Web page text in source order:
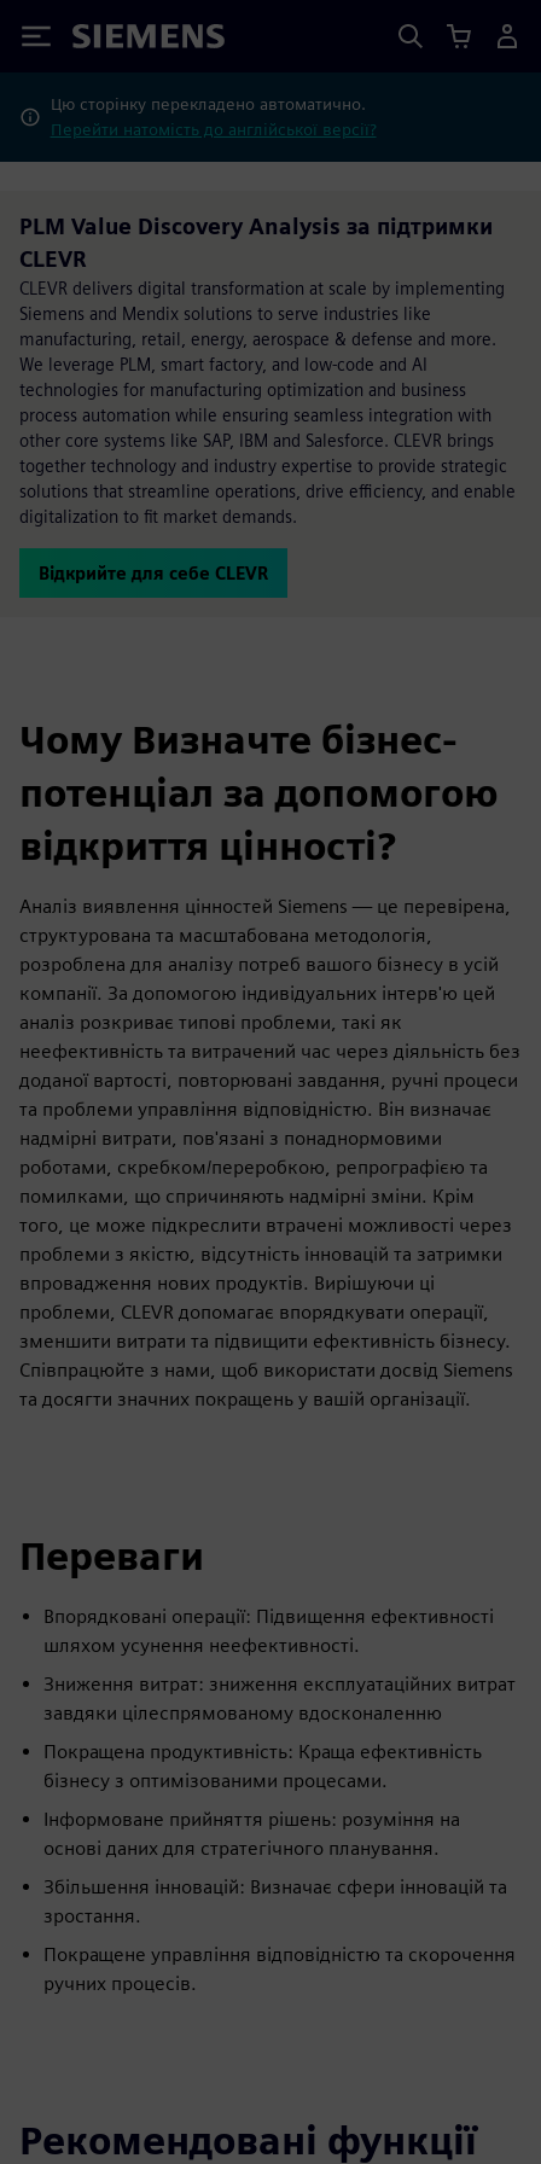
Siemens
Цю сторінку перекладено автоматично.
Перейти натомість до англійської версії?
PLM Value Discovery Analysis за підтримки
CLEVR
CLEVR delivers digital transformation at scale by implementing
Siemens and Mendix solutions to serve industries like
manufacturing, retail, energy, aerospace & defense and more.
We leverage PLM, smart factory, and low-code and AI
technologies for manufacturing optimization and business
process automation while ensuring seamless integration with
other core systems like SAP, IBM and Salesforce. CLEVR brings
together technology and industry expertise to provide strategic
solutions that streamline operations, drive efficiency, and enable
digitalization to fit market demands.
Відкрийте для себе CLEVR
Чому Визначте бізнес-
потенціал за допомогою
відкриття цінності?
Аналіз виявлення цінностей Siemens — це перевірена,
структурована та масштабована методологія,
розроблена для аналізу потреб вашого бізнесу в усій
компанії. За допомогою індивідуальних інтерв'ю цей
аналіз розкриває типові проблеми, такі як
неефективність та витрачений час через діяльність без
доданої вартості, повторювані завдання, ручні процеси
та проблеми управління відповідністю. Він визначає
надмірні витрати, пов'язані з понаднормовими
роботами, скребком/переробкою, репрографією та
помилками, що спричиняють надмірні зміни. Крім
того, це може підкреслити втрачені можливості через
проблеми з якістю, відсутність інновацій та затримки
впровадження нових продуктів. Вирішуючи ці
проблеми, CLEVR допомагає впорядкувати операції,
зменшити витрати та підвищити ефективність бізнесу.
Співпрацюйте з нами, щоб використати досвід Siemens
та досягти значних покращень у вашій організації.
Переваги
Впорядковані операції: Підвищення ефективності
шляхом усунення неефективності.
Зниження витрат: зниження експлуатаційних витрат
завдяки цілеспрямованому вдосконаленню
Покращена продуктивність: Краща ефективність
бізнесу з оптимізованими процесами.
Інформоване прийняття рішень: розуміння на
основі даних для стратегічного планування.
Збільшення інновацій: Визначає сфери інновацій та
зростання.
Покращене управління відповідністю та скорочення
ручних процесів.
Рекомендовані функції